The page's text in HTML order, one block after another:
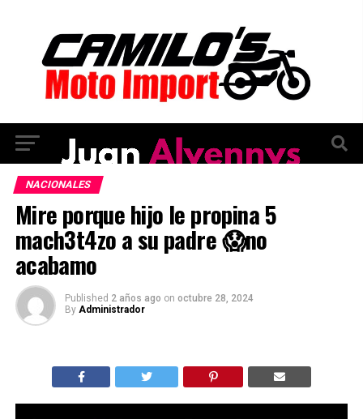
NACIONALES
Mire porque hijo le propina 5
mach3t4zo a su padre 😱no
acabamo
Published 2 años ago on octubre 28, 2024
By Administrador